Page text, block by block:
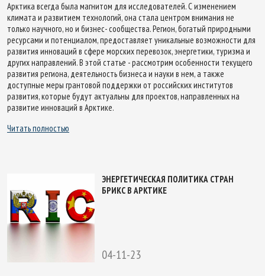
Арктика всегда была магнитом для исследователей. С изменением
климата и развитием технологий, она стала центром внимания не
только научного, но и бизнес- сообщества. Регион, богатый природными
ресурсами и потенциалом, предоставляет уникальные возможности для
развития инноваций в сфере морских перевозок, энергетики, туризма и
других направлений. В этой статье - рассмотрим особенности текущего
развития региона, деятельность бизнеса и науки в нем, а также
доступные меры грантовой поддержки от российских институтов
развития, которые будут актуальны для проектов, направленных на
развитие инноваций в Арктике.
Читать полностью
ЭНЕРГЕТИЧЕСКАЯ ПОЛИТИКА СТРАН
БРИКС В АРКТИКЕ
04-11-23